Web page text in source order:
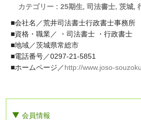
カテゴリー : 25期生, 司法書士, 茨城,
■会社名／荒井司法書士行政書士事務所
■資格・職業／ ・司法書士 ・行政書士
■地域／茨城県常総市
■電話番号／0297-21-5851
■ホームページ／http://www.joso-
会員情報